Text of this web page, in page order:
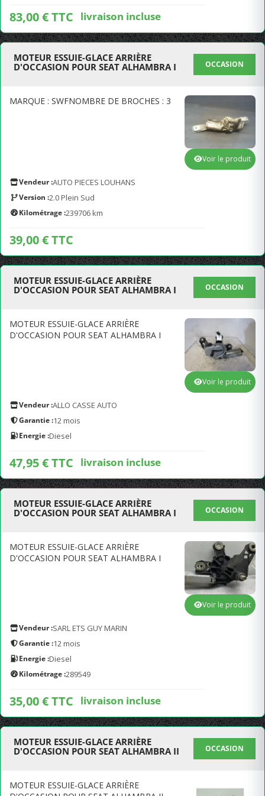
83,00 € TTC livraison incluse
MOTEUR ESSUIE-GLACE ARRIÈRE
D'OCCASION POUR SEAT ALHAMBRA I
OCCASION
MARQUE : SWFNOMBRE DE BROCHES : 3
Vendeur :AUTO PIECES LOUHANS
Version :2.0 Plein Sud
Kilométrage :239706 km
39,00 € TTC
Voir le produit
MOTEUR ESSUIE-GLACE ARRIÈRE
D'OCCASION POUR SEAT ALHAMBRA I
OCCASION
MOTEUR ESSUIE-GLACE ARRIÈRE
D'OCCASION POUR SEAT ALHAMBRA I
Vendeur :ALLO CASSE AUTO
Garantie :12 mois
Energie :Diesel
47,95 € TTC livraison incluse
Voir le produit
MOTEUR ESSUIE-GLACE ARRIÈRE
D'OCCASION POUR SEAT ALHAMBRA I
OCCASION
MOTEUR ESSUIE-GLACE ARRIÈRE
D'OCCASION POUR SEAT ALHAMBRA I
Vendeur :SARL ETS GUY MARIN
Garantie :12 mois
Energie :Diesel
Kilométrage :289549
35,00 € TTC livraison incluse
Voir le produit
MOTEUR ESSUIE-GLACE ARRIÈRE
D'OCCASION POUR SEAT ALHAMBRA II
OCCASION
MOTEUR ESSUIE-GLACE ARRIÈRE